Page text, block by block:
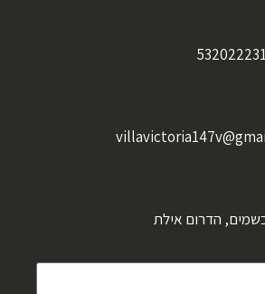
הדרום אילת